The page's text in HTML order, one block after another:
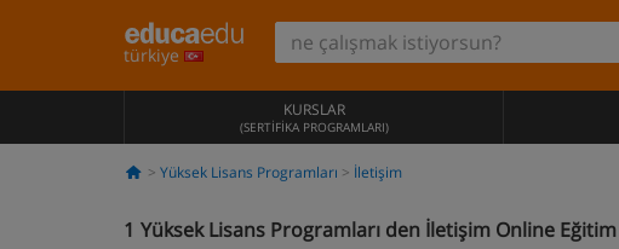
türkiye
KURSLAR
(SERTIFIKA PROGRAMLARI)
Yüksek Lisans Programları İletişim
1 Yüksek Lisans Programları den İletişim Online Eğitim